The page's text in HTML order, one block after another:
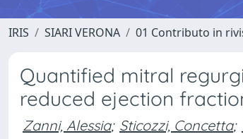
IRIS SIARI VERONA 01 Contributo in
Quantified mitral
reduced ejection
Zanni, Alessia; Sticozzi, Concetta;